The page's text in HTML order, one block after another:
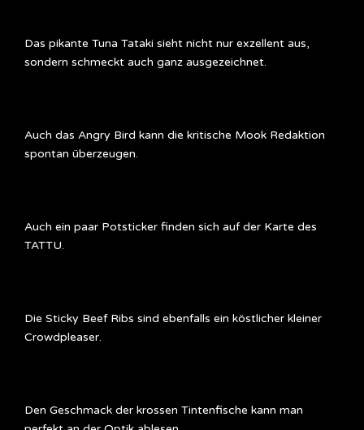
Das pikante Tuna Tataki sieht nicht nur exzellent aus,
sondern schmeckt auch ganz ausgezeichnet.
Auch das Angry Bird kann die kritische Mook Redaktion
spontan überzeugen.
Auch ein paar Potsticker finden sich auf der Karte des
TATTU.
Die Sticky Beef Ribs sind ebenfalls ein köstlicher kleiner
Crowdpleaser.
Den Geschmack der krossen Tintenfische kann man